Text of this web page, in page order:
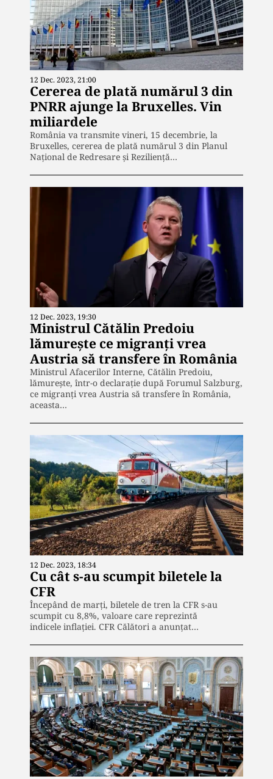
12 Dec. 2023, 21:00
Cererea de plată numărul 3 din
PNRR ajunge la Bruxelles. Vin
miliardele
România va transmite vineri, 15 decembrie, la
Bruxelles, cererea de plată numărul 3 din Planul
Național de Redresare și Reziliență…
12 Dec. 2023, 19:30
Ministrul Cătălin Predoiu
lămurește ce migranți vrea
Austria să transfere în România
Ministrul Afacerilor Interne, Cătălin Predoiu,
lămurește, într-o declaraţie după Forumul Salzburg,
ce migranți vrea Austria să transfere în România,
aceasta…
12 Dec. 2023, 18:34
Cu cât s-au scumpit biletele la
CFR
Începând de marți, biletele de tren la CFR s-au
scumpit cu 8,8%, valoare care reprezintă
indicele inflației. CFR Călători a anunțat…